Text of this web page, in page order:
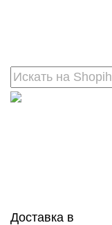
Доставка в